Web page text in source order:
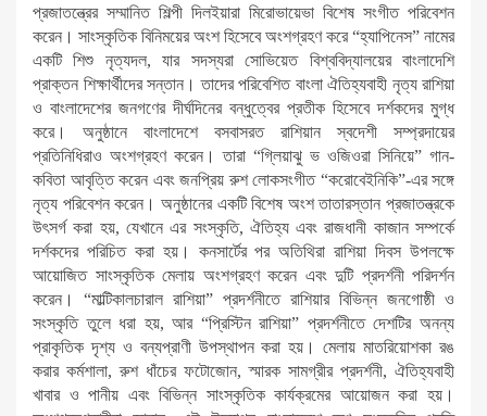
প্রজাতন্ত্রের সম্মানিত শিল্পী দিলইয়ারা মিরোভায়েভা বিশেষ সংগীত পরিবেশন
করেন। সাংস্কৃতিক বিনিময়ের অংশ হিসেবে অংশগ্রহণ করে “হ্যাপিনেস” নামের
একটি শিশু নৃত্যদল, যার সদস্যরা সোভিয়েত বিশ্ববিদ্যালয়ের বাংলাদেশি
প্রাক্তন শিক্ষার্থীদের সন্তান। তাদের পরিবেশিত বাংলা ঐতিহ্যবাহী নৃত্য রাশিয়া
ও বাংলাদেশের জনগণের দীর্ঘদিনের বন্ধুত্বের প্রতীক হিসেবে দর্শকদের মুগ্ধ
করে। অনুষ্ঠানে বাংলাদেশে বসবাসরত রাশিয়ান স্বদেশী সম্প্রদায়ের
প্রতিনিধিরাও অংশগ্রহণ করেন। তারা “গ্লিয়াঝু ভ ওজিওরা সিনিয়ে” গান-
কবিতা আবৃত্তি করেন এবং জনপ্রিয় রুশ লোকসংগীত “করোবেইনিকি”-এর সঙ্গে
নৃত্য পরিবেশন করেন। অনুষ্ঠানের একটি বিশেষ অংশ তাতারস্তান প্রজাতন্ত্রকে
উৎসর্গ করা হয়, যেখানে এর সংস্কৃতি, ঐতিহ্য এবং রাজধানী কাজান সম্পর্কে
দর্শকদের পরিচিত করা হয়। কনসার্টের পর অতিথিরা রাশিয়া দিবস উপলক্ষে
আয়োজিত সাংস্কৃতিক মেলায় অংশগ্রহণ করেন এবং দুটি প্রদর্শনী পরিদর্শন
করেন। “মাল্টিকালচারাল রাশিয়া” প্রদর্শনীতে রাশিয়ার বিভিন্ন জনগোষ্ঠী ও
সংস্কৃতি তুলে ধরা হয়, আর “প্রিস্টিন রাশিয়া” প্রদর্শনীতে দেশটির অনন্য
প্রাকৃতিক দৃশ্য ও বন্যপ্রাণী উপস্থাপন করা হয়। মেলায় মাতরিয়োশকা রঙ
করার কর্মশালা, রুশ ধাঁচের ফটোজোন, স্মারক সামগ্রীর প্রদর্শনী, ঐতিহ্যবাহী
খাবার ও পানীয় এবং বিভিন্ন সাংস্কৃতিক কার্যক্রমের আয়োজন করা হয়।